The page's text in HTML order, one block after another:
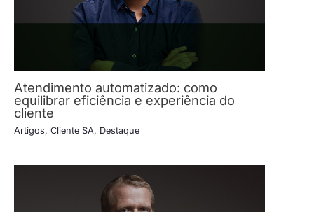
Atendimento automatizado: como
equilibrar eficiência e experiência do
cliente
Artigos, Cliente SA, Destaque